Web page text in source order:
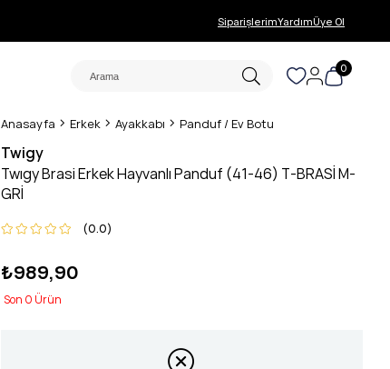
SiparişlerimYardımÜye Ol
0
Anasayfa Erkek Ayakkabı Panduf / Ev Botu
Twigy
Twıgy Brasi Erkek Hayvanlı Panduf (41-46) T-BRASİ M-
GRİ
0.0
₺989,90
0